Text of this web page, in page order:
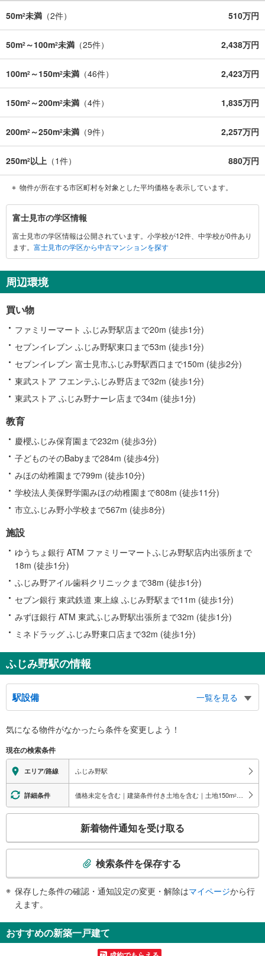
50m2未満 （2件） 510万円
50m2 ～100m2未満 （25件） 2,438万円
100m2 ～150m2未満 （46件） 2,423万円
150m2 ～200m2未満 （4件） 1,835万円
200m2 ～250m2未満 （9件） 2,257万円
250m2以上 （1件） 880万円
物件が所在する市区町村を対象とした平均価格を表示しています。
富
士
見
市
関
す
情
報
富士見市の学区情報
富士見市の学区情報は公開されています。小学校が12件、中学校が0件あり
ます。 富士見市の学区から中古マンションを探す
周辺環境
買い物
ファミリーマート ふじみ野駅店まで20m (徒歩1分)
セブンイレブン ふじみ野駅東口まで53m (徒歩1分)
セブンイレブン 富士見市ふじみ野駅西口まで150m (徒歩2分)
東武ストア フエンテふじみ野店まで32m (徒歩1分)
東武ストア ふじみ野ナーレ店まで34m (徒歩1分)
教育
慶櫻ふじみ保育園まで232m (徒歩3分)
子どものそのBabyまで284m (徒歩4分)
みほの幼稚園まで799m (徒歩10分)
学校法人美保野学園みほの幼稚園まで808m (徒歩11分)
市立ふじみ野小学校まで567m (徒歩8分)
施設
ゆうちょ銀行 ATM ファミリーマートふじみ野駅店内出張所まで
18m (徒歩1分)
ふじみ野アイル歯科クリニックまで38m (徒歩1分)
セブン銀行 東武鉄道 東上線 ふじみ野駅まで11m (徒歩1分)
みずほ銀行 ATM 東武ふじみ野駅出張所まで32m (徒歩1分)
ミネドラッグ ふじみ野東口店まで32m (徒歩1分)
ふじみ野駅の情報
駅設備
一覧を見る
※段差なしでの移動経路
地上⇔改札⇔ホーム：○
エレベータ
・各ホーム⇔改札
・改札⇔東口
・改札⇔西口
・Ｉ’ｍＰＬＡＺＡ内
・各ホーム⇔改札
・改札⇔東口
トイレ
《多機能トイレ》
・改札内
・改札⇔Ｉ’ｍＰＬＡＺＡ入口
その他
気になる物件がなかったら条件を変更しよう！
現在の検索条件
エリア/路線 ふじみ野駅
詳細条件 価格未定を含む｜建築条件付き土地を含む｜土地150m2 以上
検
知
を
新着物件通知を受け取る
検索条件を保存する
保存した条件の確認・通知設定の変更・解除はマイページから行
えます。
おすすめの新築一戸建て